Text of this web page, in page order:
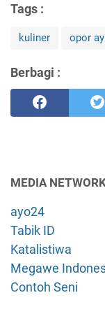
Tags :
kuliner opor
Berbagi :
MEDIA
ayo24
Tabik ID
Katalistiwa
Megawe
Contoh Seni